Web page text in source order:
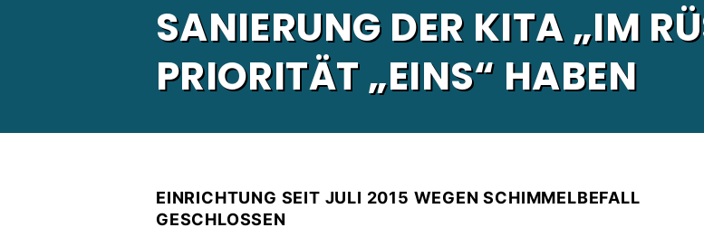
SANIERUNG DER KITA „IM
PRIORITÄT „EINS“ HABEN
EINRICHTUNG SEIT JULI 2015 WEGEN SCHIMMELBEFALL
GESCHLOSSEN